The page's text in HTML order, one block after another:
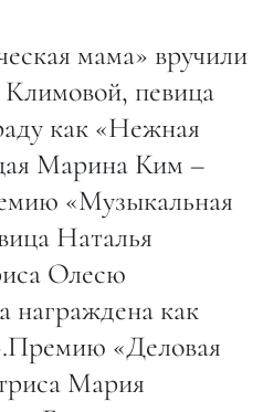
мама» вручили
Климовой, певица
как «Нежная
Марина Ким –
«Музыкальная
Наталья
Олесю
награждена как
«Деловая
Мария